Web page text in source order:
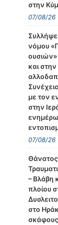
στην
07/08/26
νόμου
και
με τον
στην
07/08/26
Θάνατος
– Βλάβη
πλοίου
στο
σκάφους